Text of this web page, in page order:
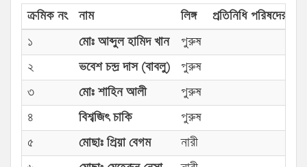
ক্রমিক নং
নাম লিঙ্গ
প্রতিনিধি পরিষদের
১
মোঃ আব্দুল হামিদ খান
পুরুষ
২
ভবেশ চন্দ্র দাস (বাবলু)
পুরুষ
৩
মোঃ শাহিন আলী
পুরুষ
৪
বিশ্বজিৎ চাকি
পুরুষ
৫
মোছাঃ প্রিয়া বেগম
নারী